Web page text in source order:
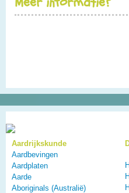
Aardrijkskunde
Aardbevingen
Aardplaten
Aarde
Aboriginals (Australië)